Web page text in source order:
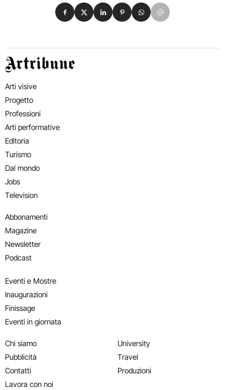
Condividi su Facebook
Condividi su X
Condividi su LinkedIn
Condividi su Pinterest
Condividi su WhatsApp
Condividi su Email
Artribune
Arti visive
Progetto
Professioni
Arti performative
Editoria
Turismo
Dal mondo
Jobs
Television
Abbonamenti
Magazine
Newsletter
Podcast
Eventi e Mostre
Inaugurazioni
Finissage
Eventi in giornata
Chi siamo
Pubblicità
Contatti
Lavora con noi
University
Travel
Produzioni